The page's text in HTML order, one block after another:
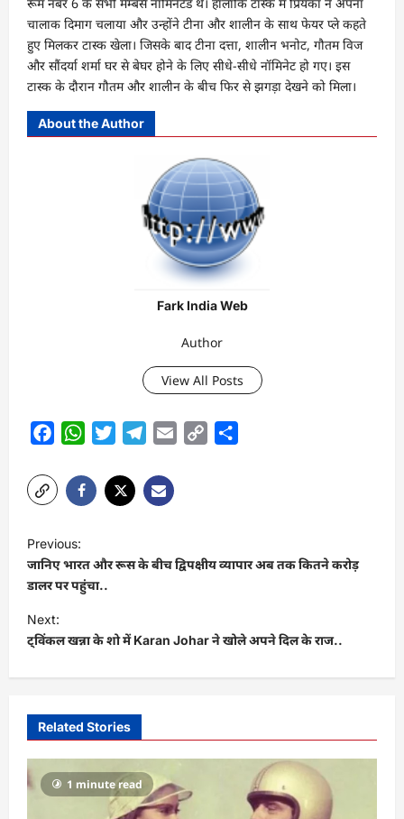
रूम नंबर 6 के सभी मेम्बर्स नॉमिनेटेड थे। हालांकि टास्क में प्रियंका ने अपना
चालाक दिमाग चलाया और उन्होंने टीना और शालीन के साथ फेयर प्ले कहते
हुए मिलकर टास्क खेला। जिसके बाद टीना दत्ता, शालीन भनोट, गौतम विज
और सौंदर्या शर्मा घर से बेघर होने के लिए सीधे-सीधे नॉमिनेट हो गए। इस
टास्क के दौरान गौतम और शालीन के बीच फिर से झगड़ा देखने को मिला।
About the Author
Fark India Web
Author
View All Posts
FacebookWhatsAppTwitterTelegram
Email
Copy
o
s
t
n
a
g
a
Previous:
जानिए भारत और रूस के बीच द्विपक्षीय व्यापार अब तक कितने करोड़
डालर पर पहुंचा..
Next:
ट्विंकल खन्ना के शो में Karan Johar ने खोले अपने दिल के राज..
Related Stories
1 minute read